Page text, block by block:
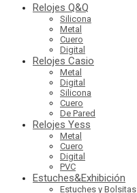
Relojes Q&Q
Silicona
Metal
Cuero
Digital
Relojes Casio
Metal
Digital
Silicona
Cuero
De Pared
Relojes Yess
Metal
Cuero
Digital
PVC
Estuches&Exhibición
Estuches y Bolsitas